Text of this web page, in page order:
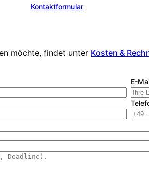
Kontaktformular
möchte, findet unter Kosten &
E-